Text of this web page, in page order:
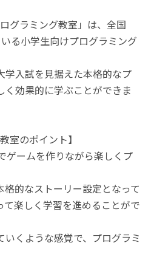
グラミング教室」は、全国
る小学生向けプログラミング
学入試を見据えた本格的なプ
く効果的に学ぶことができま
室のポイント】
ゲームを作りながら楽しくプ
的なストーリー設定となって
楽しく学習を進めることがで
いくような感覚で、プログラミ